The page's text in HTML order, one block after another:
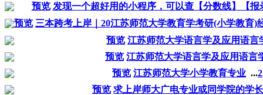
预览 发现一个超好用的小程序，可以查【分数线】【报
预览 三本跨考上岸｜20江苏师范大学教育学考研(小学教育)
预览 江苏师范大学语言学及应用语言
预览 江苏师范大学语言学及应用语言
预览 江苏师范大学小学教育专业 ...2
预览 求上岸师大广电专业或同学院的学